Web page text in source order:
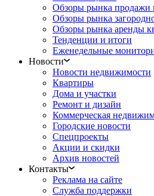
Обзоры рынка продажи
Обзоры рынка
Обзоры рынка аренды
Тенденции и итоги
Еженедельные
Новости
Новости недвижимости
Квартиры
Дома и участки
Ремонт и дизайн
Коммерческая
Городские новости
Спецпроекты
Акции и скидки
Архив новостей
Контакты
Реклама на сайте
Служба поддержки